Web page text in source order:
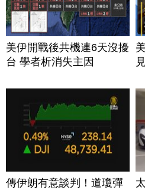
美伊開戰後共機連6天沒擾
台 學者析消失主因
傳伊朗有意談判！道瓊彈